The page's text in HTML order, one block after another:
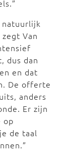
natuurlijk
Van
dus dan
en dat
De offerte
anders
Er zijn
op
de taal